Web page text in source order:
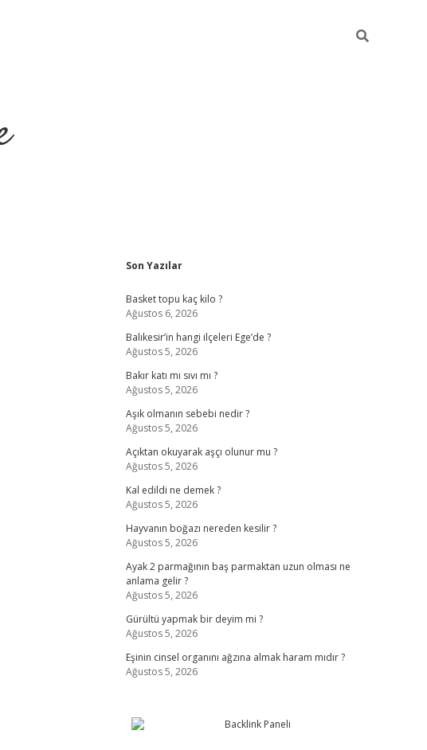
Sidebar
Son Yazılar
Basket topu kaç kilo ?
Ağustos 6, 2026
Balıkesir’in hangi ilçeleri Ege’de ?
Ağustos 5, 2026
Bakır katı mı sıvı mı ?
Ağustos 5, 2026
Aşık olmanın sebebi nedir ?
Ağustos 5, 2026
Açıktan okuyarak aşçı olunur mu ?
Ağustos 5, 2026
Kal edildi ne demek ?
Ağustos 5, 2026
Hayvanın boğazı nereden kesilir ?
Ağustos 5, 2026
Ayak 2 parmağının baş parmaktan uzun olması ne
anlama gelir ?
Ağustos 5, 2026
Gürültü yapmak bir deyim mi ?
Ağustos 5, 2026
Eşinin cinsel organını ağzına almak haram mıdır ?
Ağustos 5, 2026
tambet girişbonus veren bahis siteleri